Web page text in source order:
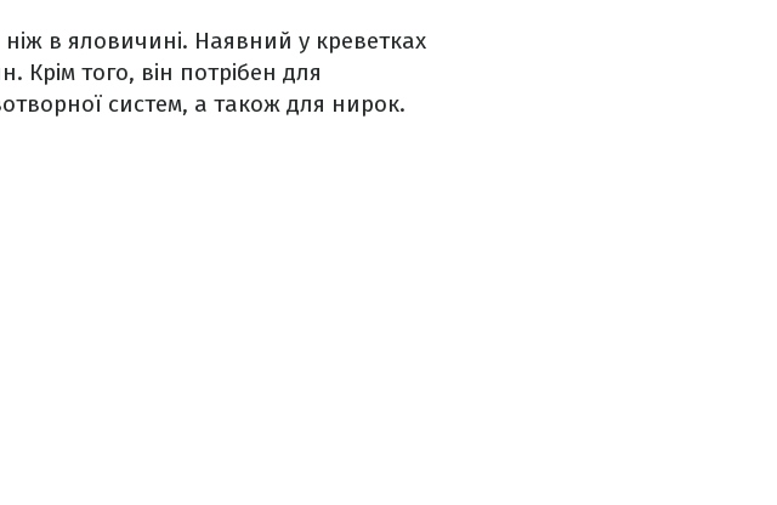
в яловичині. Наявний у креветках
Крім того, він потрібен для
систем, а також для нирок.